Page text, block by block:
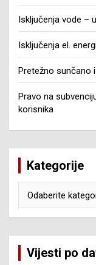
Isključenja vode –
Isključenja el.
Pretežno sunčano
Pravo na
korisnika
Kategorije
Vijesti po